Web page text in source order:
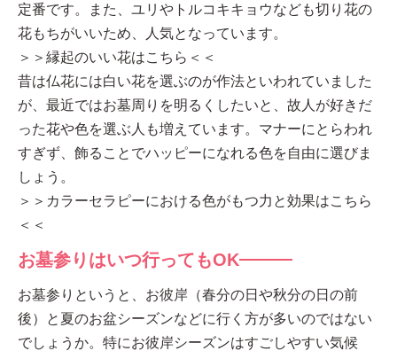
定番です。また、ユリやトルコキキョウなども切り花の
花もちがいいため、人気となっています。
＞＞縁起のいい花はこちら＜＜
昔は仏花には白い花を選ぶのが作法といわれていました
が、最近ではお墓周りを明るくしたいと、故人が好きだ
った花や色を選ぶ人も増えています。マナーにとらわれ
すぎず、飾ることでハッピーになれる色を自由に選びま
しょう。
＞＞カラーセラピーにおける色がもつ力と効果はこちら
＜＜
お墓参りはいつ行ってもOK
お墓参りというと、お彼岸（春分の日や秋分の日の前
後）と夏のお盆シーズンなどに行く方が多いのではない
でしょうか。特にお彼岸シーズンはすごしやすい気候